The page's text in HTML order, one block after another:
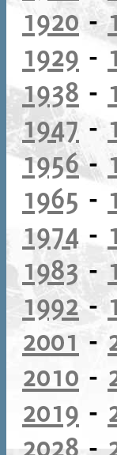
1920 -
1929 -
1938 -
1947-
1956-
1965 -
1974 -
1983 -
1992-
2001 -
2010 -
2019 -
2028 -